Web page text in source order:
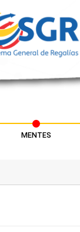
MENTES